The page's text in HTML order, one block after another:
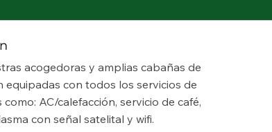
acogedoras y amplias cabañas de
equipadas con todos los servicios de
AC/calefacción, servicio de café,
con señal satelital y wifi.